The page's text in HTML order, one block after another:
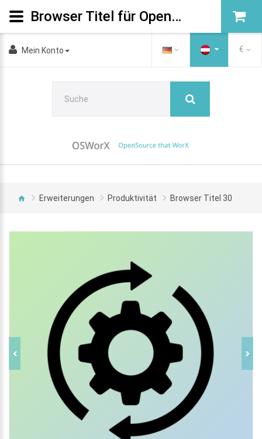
Mein Konto €
Erweiterungen Produktivität Browser Titel 30
Browser Titel für OpenCart 3.0.x